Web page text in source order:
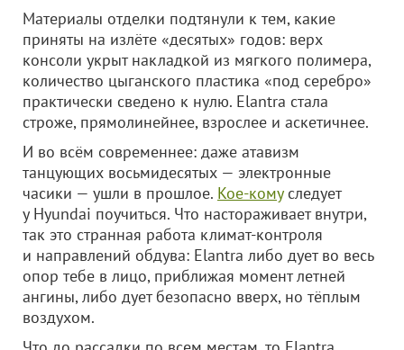
Материалы отделки подтянули к тем, какие
приняты на излёте «десятых» годов: верх
консоли укрыт накладкой из мягкого полимера,
количество цыганского пластика «под серебро»
практически сведено к нулю. Elantra стала
строже, прямолинейнее, взрослее и аскетичнее.
И во всём современнее: даже атавизм
танцующих восьмидесятых — электронные
часики — ушли в прошлое. Кое-комуследует
у Hyundai поучиться. Что настораживает внутри,
так это странная работа климат-контроля
и направлений обдува: Elantra либо дует во весь
опор тебе в лицо, приближая момент летней
ангины, либо дует безопасно вверх, но тёплым
воздухом.